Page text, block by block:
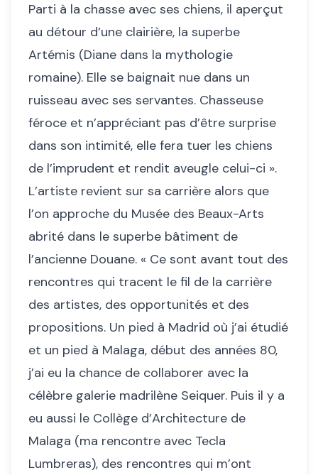
Parti à la chasse avec ses chiens, il aperçut
au détour d’une clairière, la superbe
Artémis (Diane dans la mythologie
romaine). Elle se baignait nue dans un
ruisseau avec ses servantes. Chasseuse
féroce et n’appréciant pas d’être surprise
dans son intimité, elle fera tuer les chiens
de l’imprudent et rendit aveugle celui-ci ».
L’artiste revient sur sa carrière alors que
l’on approche du Musée des Beaux-Arts
abrité dans le superbe bâtiment de
l’ancienne Douane. « Ce sont avant tout des
rencontres qui tracent le fil de la carrière
des artistes, des opportunités et des
propositions. Un pied à Madrid où j’ai étudié
et un pied à Malaga, début des années 80,
j’ai eu la chance de collaborer avec la
célèbre galerie madrilène Seiquer. Puis il y a
eu aussi le Collège d’Architecture de
Malaga (ma rencontre avec Tecla
Lumbreras), des rencontres qui m’ont